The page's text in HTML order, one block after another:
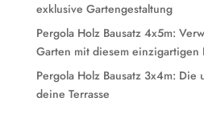
exklusive Gartengestaltung
Pergola Holz Bausatz 4x5m:
Garten mit diesem einzigartigen
Pergola Holz Bausatz 3x4m:
deine Terrasse